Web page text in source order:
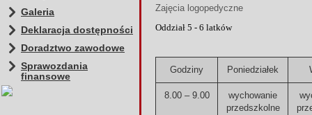
Galeria
Deklaracja dostępności
Doradztwo zawodowe
Sprawozdania
finansowe
Zajęcia
Oddział 5 - 6 latków
Godziny Poniedziałek
8.00 – 9.00
wychowanie
przedszkolne